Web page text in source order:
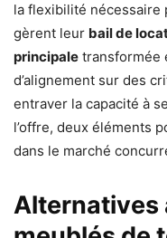
la flexibilité nécessaire
gèrent leur bail de
principale transformée
d’alignement sur des
entraver la capacité à
l’offre, deux éléments
dans le marché
Alternatives